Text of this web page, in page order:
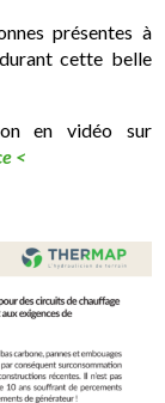
présentes à
cette belle
en vidéo sur
<